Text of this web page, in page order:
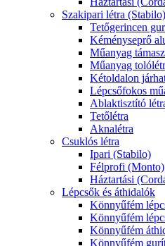
Szakipari létra (Stabilo)
Tetőgerincen
Kéményseprő
Műanyag
Műanyag
Kétoldalon
Lépcsőfokos
Ablaktisztító
Tetőlétra
Aknalétra
Csuklós létra
Ipari (Stabilo)
Félprofi (Monto)
Háztartási
Lépcsők és áthidalók
Könnyűfém
Könnyűfém
Könnyűfém
Könnyűfém